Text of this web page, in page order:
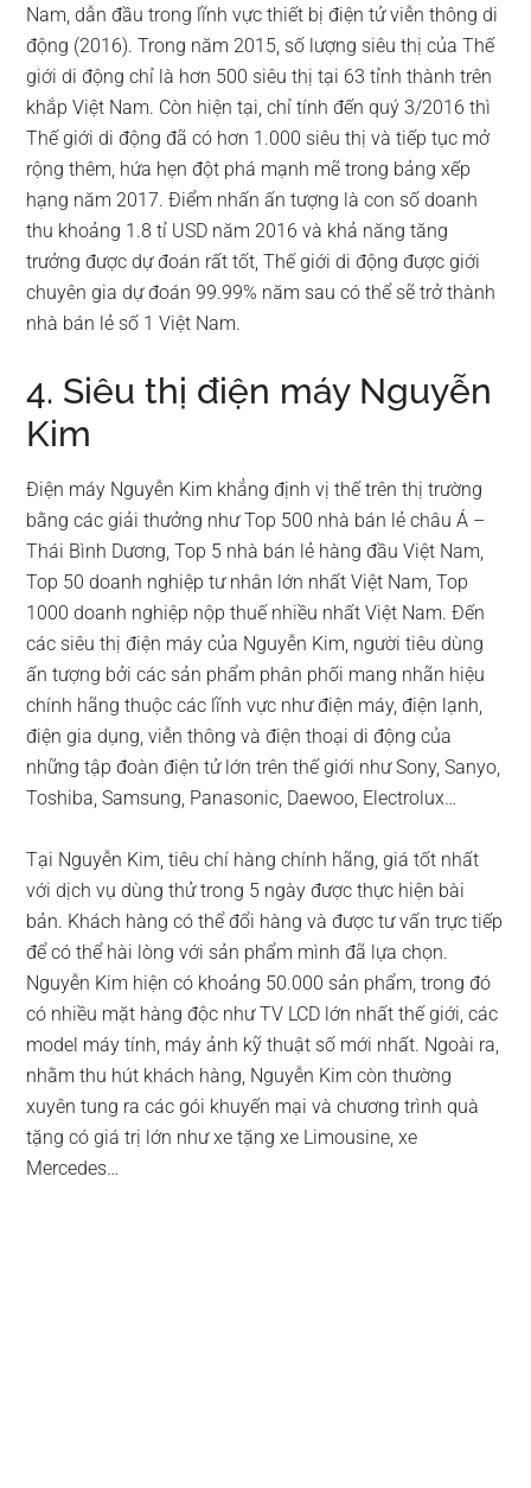
Nam, dẫn đầu trong lĩnh vực thiết bị điện tử viễn thông di
động (2016). Trong năm 2015, số lượng siêu thị của Thế
giới di động chỉ là hơn 500 siêu thị tại 63 tỉnh thành trên
khắp Việt Nam. Còn hiện tại, chỉ tính đến quý 3/2016 thì
Thế giới di động đã có hơn 1.000 siêu thị và tiếp tục mở
rộng thêm, hứa hẹn đột phá mạnh mẽ trong bảng xếp
hạng năm 2017. Điểm nhấn ấn tượng là con số doanh
thu khoảng 1.8 tỉ USD năm 2016 và khả năng tăng
trưởng được dự đoán rất tốt, Thế giới di động được giới
chuyên gia dự đoán 99.99% năm sau có thể sẽ trở thành
nhà bán lẻ số 1 Việt Nam.
4. Siêu thị điện máy Nguyễn
Kim
Điện máy Nguyễn Kim khẳng định vị thế trên thị trường
bằng các giải thưởng như Top 500 nhà bán lẻ châu Á –
Thái Bình Dương, Top 5 nhà bán lẻ hàng đầu Việt Nam,
Top 50 doanh nghiệp tư nhân lớn nhất Việt Nam, Top
1000 doanh nghiệp nộp thuế nhiều nhất Việt Nam. Đến
các siêu thị điện máy của Nguyễn Kim, người tiêu dùng
ấn tượng bởi các sản phẩm phân phối mang nhãn hiệu
chính hãng thuộc các lĩnh vực như điện máy, điện lạnh,
điện gia dụng, viễn thông và điện thoại di động của
những tập đoàn điện tử lớn trên thế giới như Sony, Sanyo,
Toshiba, Samsung, Panasonic, Daewoo, Electrolux…
Tại Nguyễn Kim, tiêu chí hàng chính hãng, giá tốt nhất
với dịch vụ dùng thử trong 5 ngày được thực hiện bài
bản. Khách hàng có thể đổi hàng và được tư vấn trực tiếp
để có thể hài lòng với sản phẩm mình đã lựa chọn.
Nguyễn Kim hiện có khoảng 50.000 sản phẩm, trong đó
có nhiều mặt hàng độc như TV LCD lớn nhất thế giới, các
model máy tính, máy ảnh kỹ thuật số mới nhất. Ngoài ra,
nhằm thu hút khách hàng, Nguyễn Kim còn thường
xuyên tung ra các gói khuyến mại và chương trình quà
tặng có giá trị lớn như xe tặng xe Limousine, xe
Mercedes…